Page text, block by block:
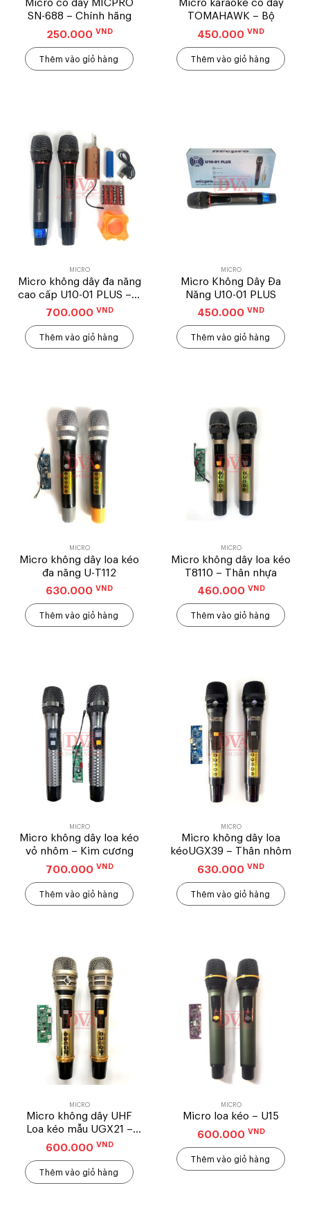
SN-688 – Chính hãng
250.000 VND
Thêm vào giỏ hàng
TOMAHAWK – Bộ
450.000 VND
Thêm vào giỏ hàng
MICRO
Micro không dây đa năng
cao cấp U10-01 PLUS – 2
MIC
700.000 VND
Thêm vào giỏ hàng
MICRO
Micro Không Dây Đa
Năng U10-01 PLUS
450.000 VND
Thêm vào giỏ hàng
MICRO
Micro không dây loa kéo
đa năng U-T112
630.000 VND
Thêm vào giỏ hàng
MICRO
Micro không dây loa kéo
T8110 – Thân nhựa
460.000 VND
Thêm vào giỏ hàng
MICRO
Micro không dây loa kéo
vỏ nhôm – Kim cương
700.000 VND
Thêm vào giỏ hàng
MICRO
Micro không dây loa
kéoUGX39 – Thân nhôm
630.000 VND
Thêm vào giỏ hàng
MICRO
Micro không dây UHF
Loa kéo mẫu UGX21 –
Mẫu mới nhất
600.000 VND
Thêm vào giỏ hàng
MICRO
Micro loa kéo – U15
600.000 VND
Thêm vào giỏ hàng